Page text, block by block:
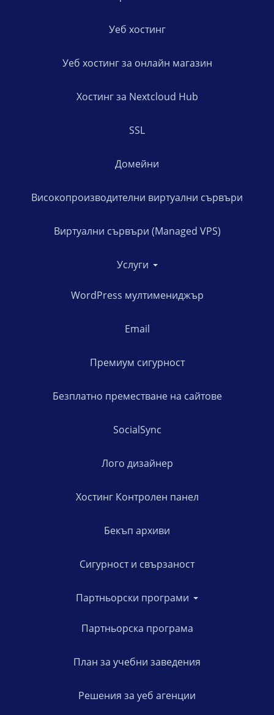
Уеб хостинг
Уеб хостинг за онлайн магазин
Хостинг за Nextcloud Hub
SSL
Домейни
Високопроизводителни виртуални сървъри
Виртуални сървъри (Managed VPS)
Услуги
WordPress мултимениджър
Email
Премиум сигурност
Безплатно преместване на сайтове
SocialSync
Лого дизайнер
Хостинг Контролен панел
Бекъп архиви
Сигурност и свързаност
Партньорски програми
Партньорска програма
План за учебни заведения
Решения за уеб агенции